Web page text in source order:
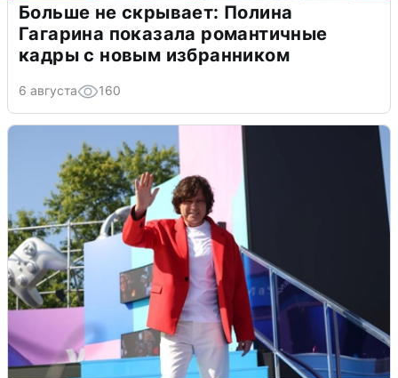
Больше не скрывает: Полина
Гагарина показала романтичные
кадры с новым избранником
6 августа 160